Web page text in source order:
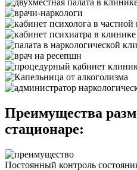
Преимущества
стационаре:
Постоянный контроль